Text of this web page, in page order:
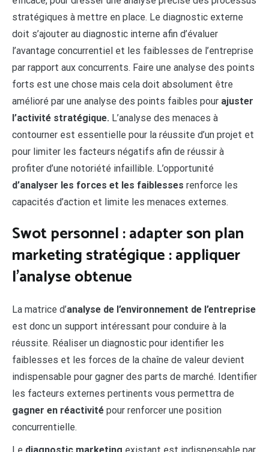
stratégiques à mettre en place. Le diagnostic externe
doit s’ajouter au diagnostic interne afin d’évaluer
l’avantage concurrentiel et les faiblesses de l’entreprise
par rapport aux concurrents. Faire une analyse des points
forts est une chose mais cela doit absolument être
amélioré par une analyse des points faibles pour ajuster
l’activité stratégique. L’analyse des menaces à
contourner est essentielle pour la réussite d’un projet et
pour limiter les facteurs négatifs afin de réussir à
profiter d’une notoriété infaillible. L’opportunité
d’analyser les forces et les faiblesses renforce les
capacités d’action et limite les menaces externes.
Swot personnel : adapter son plan
marketing stratégique : appliquer
l’analyse obtenue
La matrice d’analyse de l’environnement de l’entreprise
est donc un support intéressant pour conduire à la
réussite. Réaliser un diagnostic pour identifier les
faiblesses et les forces de la chaîne de valeur devient
indispensable pour gagner des parts de marché. Identifier
les facteurs externes pertinents vous permettra de
gagner en réactivité pour renforcer une position
concurrentielle.